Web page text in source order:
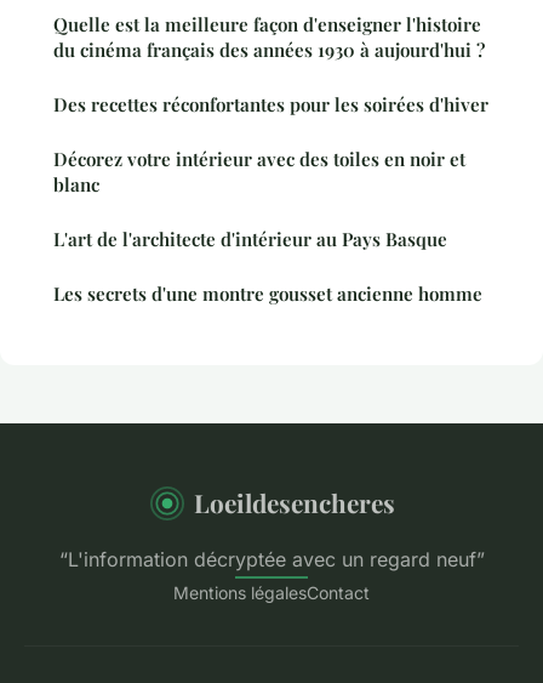
Quelle est la meilleure façon d'enseigner l'histoire
du cinéma français des années 1930 à aujourd'hui ?
Des recettes réconfortantes pour les soirées d'hiver
Décorez votre intérieur avec des toiles en noir et
blanc
L'art de l'architecte d'intérieur au Pays Basque
Les secrets d'une montre gousset ancienne homme
Loeildesencheres
“L'information décryptée avec un regard neuf”
Mentions légalesContact